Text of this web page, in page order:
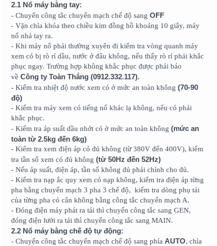
2.1 Nổ máy bằng tay:
- Chuyển công tắc chuyển mạch chế độ sang OFF
- Vặn chìa khóa theo chiều kim đồng hồ khoảng 10 giây, máy
nổ nhả tay ra.
- Khi máy nổ phải thường xuyên đi kiểm tra vòng quanh máy
xem có bị rò rỉ dầu, nước ở đâu không, nếu thấy rò rỉ phải khắc
phục ngay. Trường hợp không khắc phục được phải báo
về Công ty Toàn Thắng (0912.332.117).
- Kiểm tra nhiệt độ nước xem có ở mức an toàn không (70-90
độ)
- Kiểm tra máy xem có tiếng nổ khác lạ không, nếu có phải
khắc phục.
- Kiểm tra áp suất dầu nhớt có ở mức an toàn không (mức an
toàn từ 2.5kg đến 6kg)
- Kiểm tra xem điện áp có đủ không (từ 380V đến 400V), kiểm
tra tần số xem có đủ không (từ 50Hz đến 52Hz)
- Nếu áp suất, điện áp, tần số không đủ phải chỉnh cho đủ.
- Kiểm tra nạp ắc quy xem có nạp không, kiểm tra điện áp từng
pha bằng chuyển mạch 3 pha 3 chế độ, kiểm tra dòng phụ tải
của từng pha có cân không bằng công tắc chuyển mạch A.
- Đóng điện máy phát ra tải thì chuyển công tắc sang GEN,
đóng điện lưới ra tải thì chuyển công tắc sang MAIN.
2.2 Nổ máy bằng chế độ tự động:
- Chuyển công tắc chuyển mạch chế độ sang phía AUTO, chìa